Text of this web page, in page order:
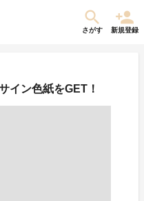
さがす 新規登録
イン色紙をGET！